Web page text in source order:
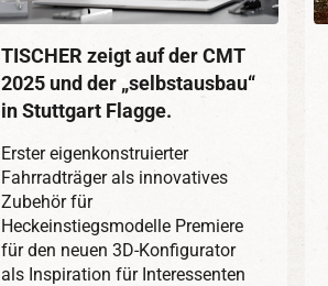
TISCHER zeigt auf der CMT
2025 und der „selbstausbau“
in Stuttgart Flagge.
Erster eigenkonstruierter
Fahrradträger als innovatives
Zubehör für
Heckeinstiegsmodelle Premiere
für den neuen 3D-Konfigurator
als Inspiration für Interessenten